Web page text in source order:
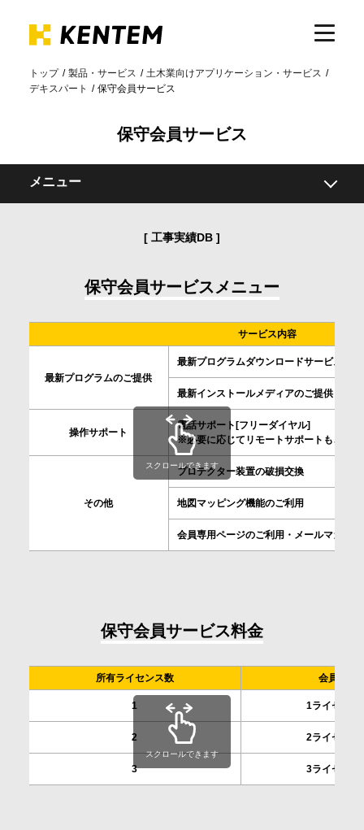
製品・サービス
導入事例
イベント・セミナー
会社情報
採用情報
お問合せ・申込
資料請求
マイページ
トップ 製品・サービス
土木業向けアプリケーション・サービス
デキスパート
保守会員サービス
保守会員サービス
メニュー
INNOSiTE
工事実績DB
保守会員サービスメニュー
サービス内容
最新プログラムのご提供
最新プログラムダウンロードサービス
最新インストールメディアのご提供
操作サポート
電話サポート[フリーダイヤル]
※必要に応じてリモートサポートもご利
その他
プロテクター装置の破損交換
地図マッピング機能のご利用
会員専用ページのご利用・メールマガジ
スクロールできます
保守会員サービス料金
所有ライセンス数 会員の種
1 1ライセンス
2 2ライセンス
3 3ライセンス
スクロールできます